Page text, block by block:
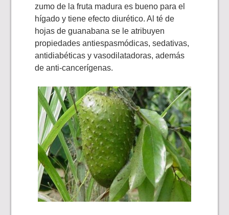
zumo de la fruta madura es bueno para el
hígado y tiene efecto diurético. Al té de
hojas de guanabana se le atribuyen
propiedades antiespasmódicas, sedativas,
antidiabéticas y vasodilatadoras, además
de anti-cancerígenas.